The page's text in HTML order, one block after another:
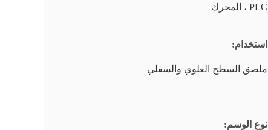
PLC ، المحرك
استخدام:
ملصق السطح العلوي والسفلي
نوع الوسم: